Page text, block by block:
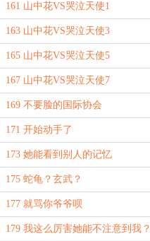
161 山中花VS哭泣天使1
163 山中花VS哭泣天使3
165 山中花VS哭泣天使5
167 山中花VS哭泣天使7
169 不要脸的国际协会
171 开始动手了
173 她能看到别人的记忆
175 蛇龟？玄武？
177 就骂你爷爷呗
179 我这么厉害她能不注意到我？